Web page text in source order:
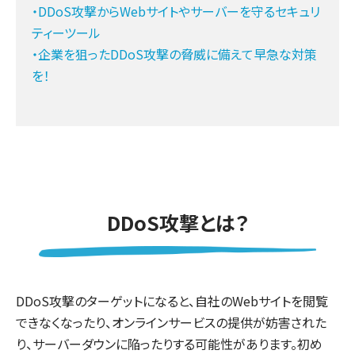
・DDoS攻撃からWebサイトやサーバーを守るセキュリ
ティーツール
・企業を狙ったDDoS攻撃の脅威に備えて早急な対策
を！
DDoS攻撃とは？
DDoS攻撃のターゲットになると、自社のWebサイトを閲覧
できなくなったり、オンラインサービスの提供が妨害された
り、サーバーダウンに陥ったりする可能性があります。初め